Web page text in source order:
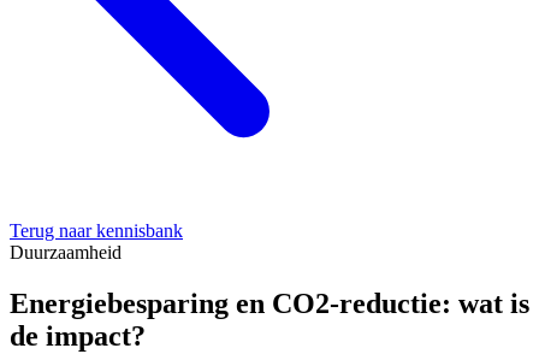
Terug naar kennisbank
Duurzaamheid
Energiebesparing en CO2-reductie: wat is
de impact?